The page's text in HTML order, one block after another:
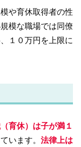
や育休取得者の性
模な職場では同僚
１０万円を上限に
育休）は子が満１
います。 法律上は